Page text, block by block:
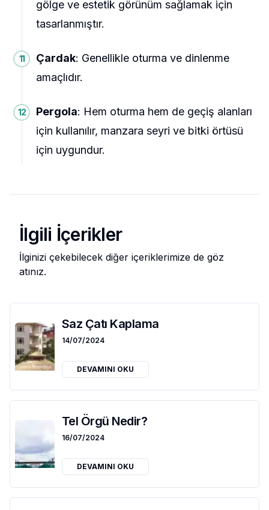
gölge ve estetik görünüm sağlamak için
tasarlanmıştır.
Çardak: Genellikle oturma ve dinlenme
amaçlıdır.
Pergola: Hem oturma hem de geçiş alanları
için kullanılır, manzara seyri ve bitki örtüsü
için uygundur.
İlgili İçerikler
İlginizi çekebilecek diğer içeriklerimize de göz
atınız.
Saz Çatı Kaplama
14/07/2024
DEVAMINI OKU
Tel Örgü Nedir?
16/07/2024
DEVAMINI OKU